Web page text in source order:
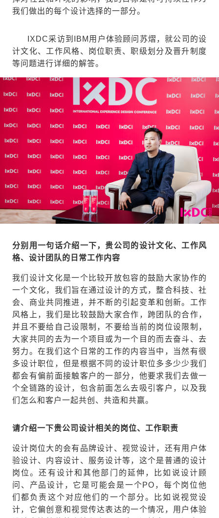
我们做出的每个设计选择的一部分。
IXDC采访到IBM用户体验顾问苏熠，就公司的设
计文化、工作风格、岗位职责、职级划分及晋升制度
等问题进行详细的解答。
分别用一句话介绍一下，贵公司的设计文化、工作风
格、设计团队的日常工作内容
我们设计文化是一个比较开放包容的鼓励大家协作的
一个文化，我们旨在通过设计的方式，整合科技、社
会、商业共同推进，并不断的引起变革和创新。工作
风格上，我们是比较鼓励大家合作，跨团队的合作，
并且不要给自己设限制，不要给当前的岗位设限制，
大家共同的去为一个项目或为一个目的而去奋斗、去
努力。在我们这个日常的工作的内容当中，当然有很
多设计职位，但是根据不同的设计职位多多少少我们
都会有偏前面接触客户的一部分，他要求我们去做一
个全链路的设计，包含前面怎么去吸引客户，以及我
们怎么和客户一起共创、共造和共赢。
请介绍一下贵公司设计相关的岗位、工作职责
设计岗位大的会有品牌设计、视觉设计，还有用户体
验设计、内容设计、服务设计等，这个是普通的设计
岗位。还有设计和其他部门的延伸，比如说设计顾
问、产品设计，它是可能会是一个PO，每个岗位他
们都负责这个对应他们的一个部分。比如说视觉设
计，它偏创意和视觉传达表达的一个情况，用户体验